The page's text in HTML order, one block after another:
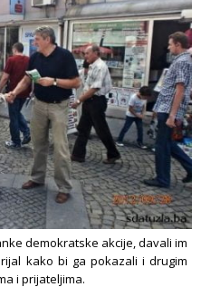
demokratske akcije, davali im
kako bi ga pokazali i drugim
i prijateljima.